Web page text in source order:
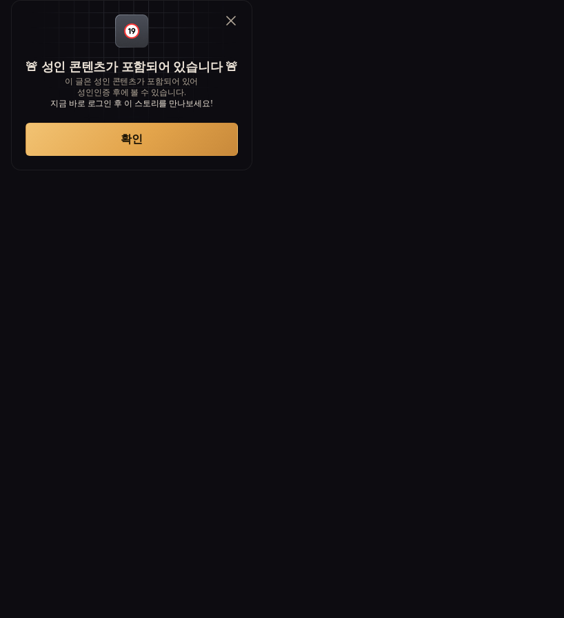
🚨 성인 콘텐츠가 포함되어 있습니다 🚨
이 글은 성인 콘텐츠가 포함되어 있어
성인인증 후에 볼 수 있습니다.
지금 바로 로그인 후 이 스토리를 만나보세요!
확인